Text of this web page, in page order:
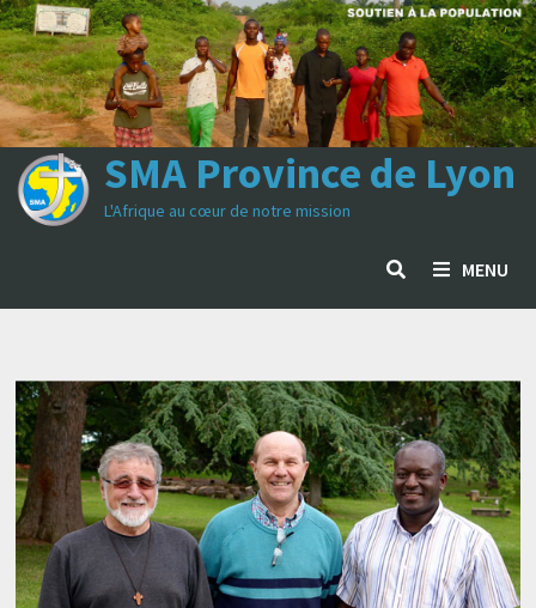
Passer
au
contenu
SMA Province de Lyon
L'Afrique au cœur de notre mission
MENU